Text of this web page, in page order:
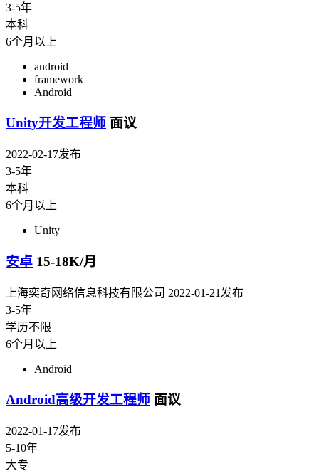
3-5年
本科
6个月以上
android
framework
Android
Unity开发工程师 面议
2022-02-17发布
3-5年
本科
6个月以上
Unity
安卓 15-18K/月
上海奕奇网络信息科技有限公司 2022-01-21发布
3-5年
学历不限
6个月以上
Android
Android高级开发工程师 面议
2022-01-17发布
5-10年
大专